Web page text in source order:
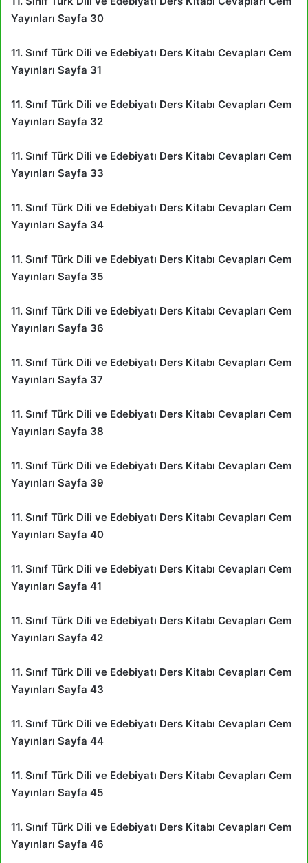
Yayınları Sayfa 30
11. Sınıf Türk Dili ve Edebiyatı Ders Kitabı Cevapları Cem
Yayınları Sayfa 31
11. Sınıf Türk Dili ve Edebiyatı Ders Kitabı Cevapları Cem
Yayınları Sayfa 32
11. Sınıf Türk Dili ve Edebiyatı Ders Kitabı Cevapları Cem
Yayınları Sayfa 33
11. Sınıf Türk Dili ve Edebiyatı Ders Kitabı Cevapları Cem
Yayınları Sayfa 34
11. Sınıf Türk Dili ve Edebiyatı Ders Kitabı Cevapları Cem
Yayınları Sayfa 35
11. Sınıf Türk Dili ve Edebiyatı Ders Kitabı Cevapları Cem
Yayınları Sayfa 36
11. Sınıf Türk Dili ve Edebiyatı Ders Kitabı Cevapları Cem
Yayınları Sayfa 37
11. Sınıf Türk Dili ve Edebiyatı Ders Kitabı Cevapları Cem
Yayınları Sayfa 38
11. Sınıf Türk Dili ve Edebiyatı Ders Kitabı Cevapları Cem
Yayınları Sayfa 39
11. Sınıf Türk Dili ve Edebiyatı Ders Kitabı Cevapları Cem
Yayınları Sayfa 40
11. Sınıf Türk Dili ve Edebiyatı Ders Kitabı Cevapları Cem
Yayınları Sayfa 41
11. Sınıf Türk Dili ve Edebiyatı Ders Kitabı Cevapları Cem
Yayınları Sayfa 42
11. Sınıf Türk Dili ve Edebiyatı Ders Kitabı Cevapları Cem
Yayınları Sayfa 43
11. Sınıf Türk Dili ve Edebiyatı Ders Kitabı Cevapları Cem
Yayınları Sayfa 44
11. Sınıf Türk Dili ve Edebiyatı Ders Kitabı Cevapları Cem
Yayınları Sayfa 45
11. Sınıf Türk Dili ve Edebiyatı Ders Kitabı Cevapları Cem
Yayınları Sayfa 46